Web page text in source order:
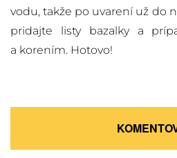
vodu, takže po uvarení už do
pridajte listy bazalky a
a korením. Hotovo!